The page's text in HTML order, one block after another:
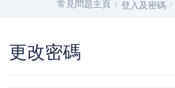
常見問題主頁 登入及密碼
更改密碼